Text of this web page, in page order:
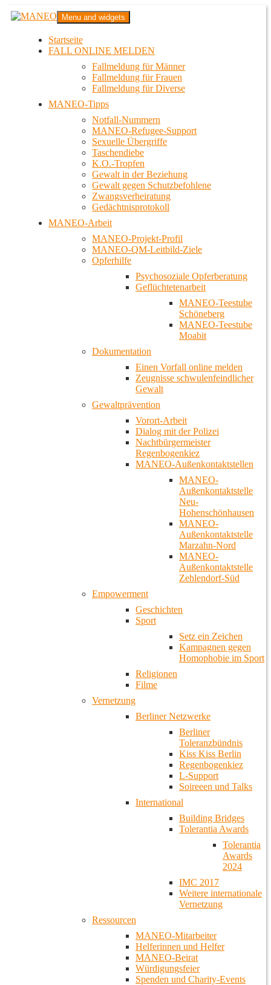
Zum
InhaltMANEO
Das schwule Anti-Gewalt-Projekt in Berlin
Menu and widgets
Startseite
FALL ONLINE MELDEN
Fallmeldung für Männer
Fallmeldung für Frauen
Fallmeldung für Diverse
MANEO-Tipps
Notfall-Nummern
MANEO-Refugee-Support
Sexuelle Übergriffe
Taschendiebe
K.O.-Tropfen
Gewalt in der Beziehung
Gewalt gegen Schutzbefohlene
Zwangsverheiratung
Gedächtnisprotokoll
MANEO-Arbeit
MANEO-Projekt-Profil
MANEO-QM-Leitbild-Ziele
Opferhilfe
Psychosoziale Opferberatung
Geflüchtetenarbeit
MANEO-Teestube
Schöneberg
MANEO-Teestube
Moabit
Dokumentation
Einen Vorfall online melden
Zeugnisse schwulenfeindlicher
Gewalt
Gewaltprävention
Vorort-Arbeit
Dialog mit der Polizei
Nachtbürgermeister
Regenbogenkiez
MANEO-Außenkontaktstellen
MANEO-
Außenkontaktstelle
Neu-
Hohenschönhausen
MANEO-
Außenkontaktstelle
Marzahn-Nord
MANEO-
Außenkontaktstelle
Zehlendorf-Süd
Empowerment
Geschichten
Sport
Setz ein Zeichen
Kampagnen gegen
Homophobie im Sport
Religionen
Filme
Vernetzung
Berliner Netzwerke
Berliner
Toleranzbündnis
Kiss Kiss Berlin
Regenbogenkiez
L-Support
Soireeen und Talks
International
Building Bridges
Tolerantia Awards
Tolerantia
Awards
2024
IMC 2017
Weitere internationale
Vernetzung
Ressourcen
MANEO-Mitarbeiter
Helferinnen und Helfer
MANEO-Beirat
Würdigungsfeier
Spenden und Charity-Events